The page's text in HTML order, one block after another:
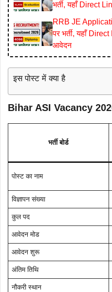
भर्ती, यहाँ Direct
RRB JE
पर भर्ती, यहाँ
आवेदन
इस पोस्ट में क्या है
Bihar ASI Vacancy
भर्ती बोर्ड
पोस्ट का नाम
विज्ञापन संख्या
कुल पद
आवेदन मोड
आवेदन शुरू
अंतिम तिथि
नौकरी स्थान